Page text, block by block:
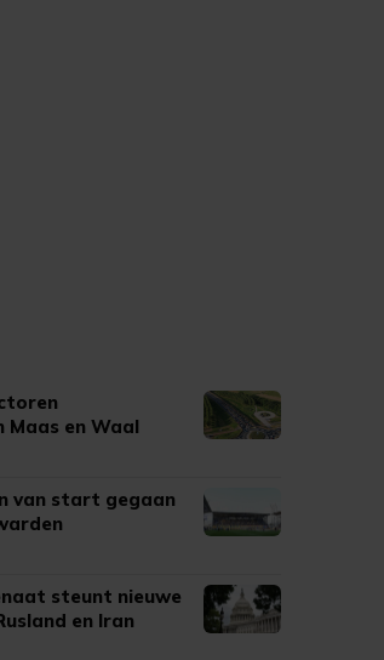
Maas en Waal
van start gegaan
steunt nieuwe
en Iran